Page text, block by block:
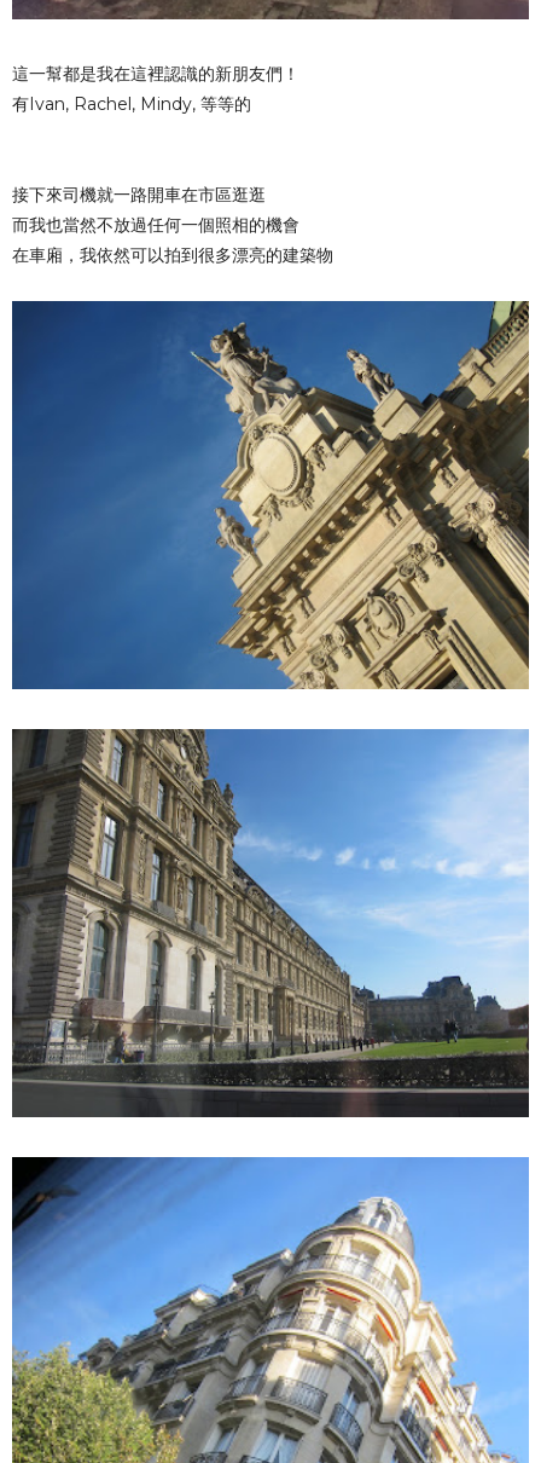
這一幫都是我在這裡認識的新朋友們！
有Ivan, Rachel, Mindy, 等等的
接下來司機就一路開車在市區逛逛
而我也當然不放過任何一個照相的機會
在車廂，我依然可以拍到很多漂亮的建築物